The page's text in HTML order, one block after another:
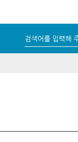
검색어를 입력해